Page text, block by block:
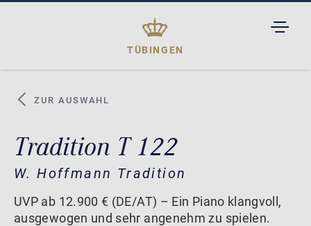
TÜBINGEN
ZUR AUSWAHL
Tradition T 122
W. Hoffmann Tradition
UVP ab 12.900 € (DE/AT) – Ein Piano klangvoll,
ausgewogen und sehr angenehm zu spielen.